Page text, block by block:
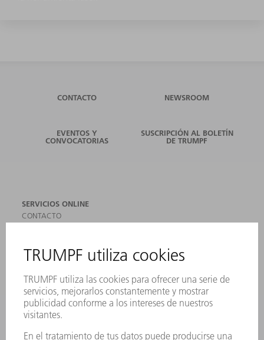
CONTACTO NEWSROOM
EVENTOS Y
CONVOCATORIAS
SUSCRIPCIÓN AL BOLETÍN
DE TRUMPF
SERVICIOS ONLINE
CONTACTO
REGISTRO PARA EL BOLETÍN INFORMATIVO
MYTRUMPF
FICHAS TÉCNICAS DE SEGURIDAD
PRODUCTOS
MÁQUINAS Y SISTEMAS
LÁSER
HERRAMIENTAS PORTÁTILES